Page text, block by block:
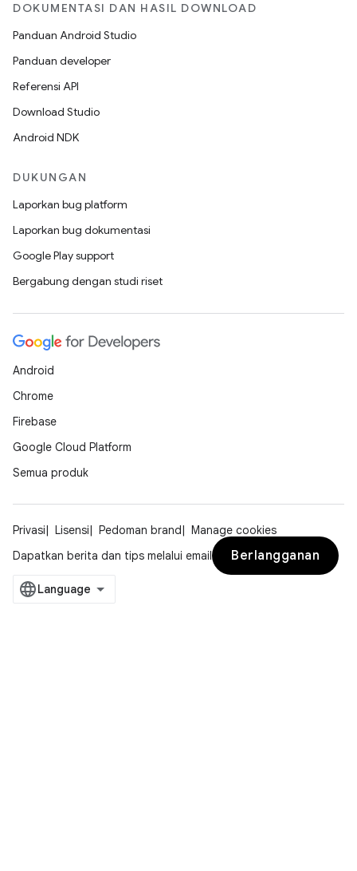
DOKUMENTASI DAN HASIL DOWNLOAD
Panduan Android Studio
Panduan developer
Referensi API
Download Studio
Android NDK
DUKUNGAN
Laporkan bug platform
Laporkan bug dokumentasi
Google Play support
Bergabung dengan studi riset
Android
Chrome
Firebase
Google Cloud Platform
Semua produk
Privasi Lisensi Pedoman brand
Manage cookies
Dapatkan berita dan tips melalui email
Berlangganan